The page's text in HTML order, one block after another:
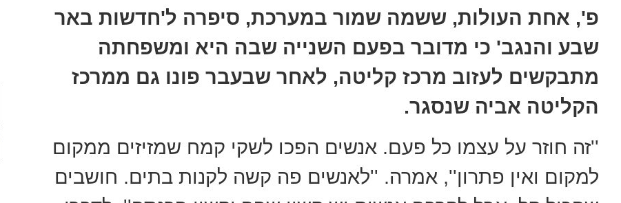
פ', אחת העולות, ששמה שמור במערכת, סיפרה ל'חדשות באר
שבע והנגב' כי מדובר בפעם השנייה שבה היא ומשפחתה
מתבקשים לעזוב מרכז קליטה, לאחר שבעבר פונו גם ממרכז
הקליטה אביה שנסגר.
''זה חוזר על עצמו כל פעם. אנשים הפכו לשקי קמח שמזיזים ממקום
למקום ואין פתרון'', אמרה. ''לאנשים פה קשה לקנות בתים. חושבים